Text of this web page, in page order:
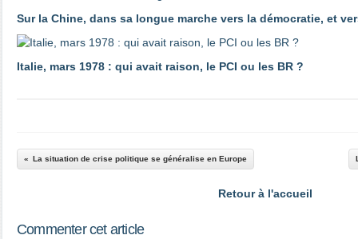
Sur la Chine, dans sa longue marche vers la démocratie, et
Italie, mars 1978 : qui avait raison, le PCI ou les BR ?
La situation de crise politique se généralise en Europe
Retour à l'accueil
Commenter cet article